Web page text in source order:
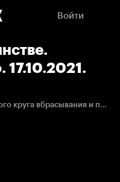
Войти
17.10.2021.
Патрик Кейн мощно бросил из правого круга вбрасывания и пробил вратаря «Питтсбурга».